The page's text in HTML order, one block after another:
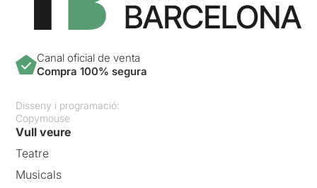
Canal oficial de venta
Compra 100% segura
Disseny i programació:
Copymouse
Vull veure
Teatre
Musicals